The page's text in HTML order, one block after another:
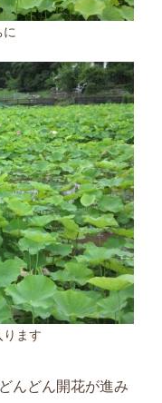
に
ります
んどん開花が進み